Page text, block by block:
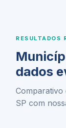
RESULTADOS
dados
Comparativo
SP com